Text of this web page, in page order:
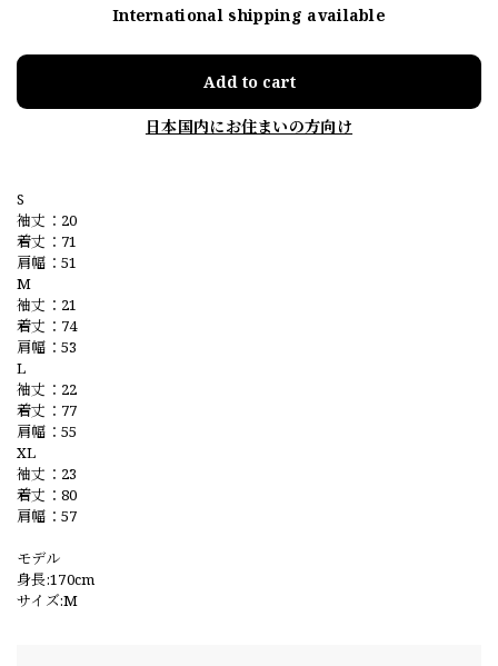
International shipping available
Add to cart
日本国内にお住まいの方向け
S
袖丈：20
着丈：71
肩幅：51
M
袖丈：21
着丈：74
肩幅：53
L
袖丈：22
着丈：77
肩幅：55
XL
袖丈：23
着丈：80
肩幅：57
モデル
身長:170cm
サイズ:M